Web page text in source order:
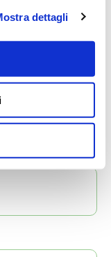
dettagli